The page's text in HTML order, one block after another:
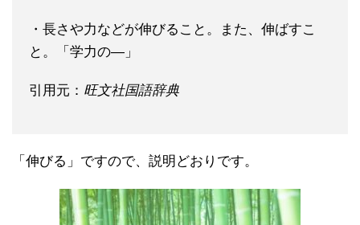
・長さや力などが伸びること。また、伸ばすこ
と。「学力の―」
引用元： 旺文社国語辞典
「伸びる」ですので、説明どおりです。